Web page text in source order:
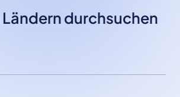
Ländern durchsuchen